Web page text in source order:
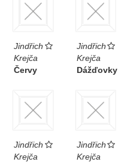
Jindřich
Krejča
Červy
Jindřich
Krejča
Dážďovky
Jindřich
Krejča
Jindřich
Krejča